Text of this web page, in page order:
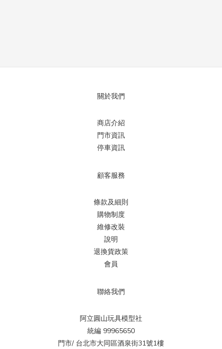
關於我們
商店介紹
門市資訊
停車資訊
顧客服務
條款及細則
購物制度
維修改裝
說明
退換貨政策
會員
聯絡我們
阿立圓山玩具模型社
統編 99965650
門市/ 台北市大同區酒泉街31號1樓